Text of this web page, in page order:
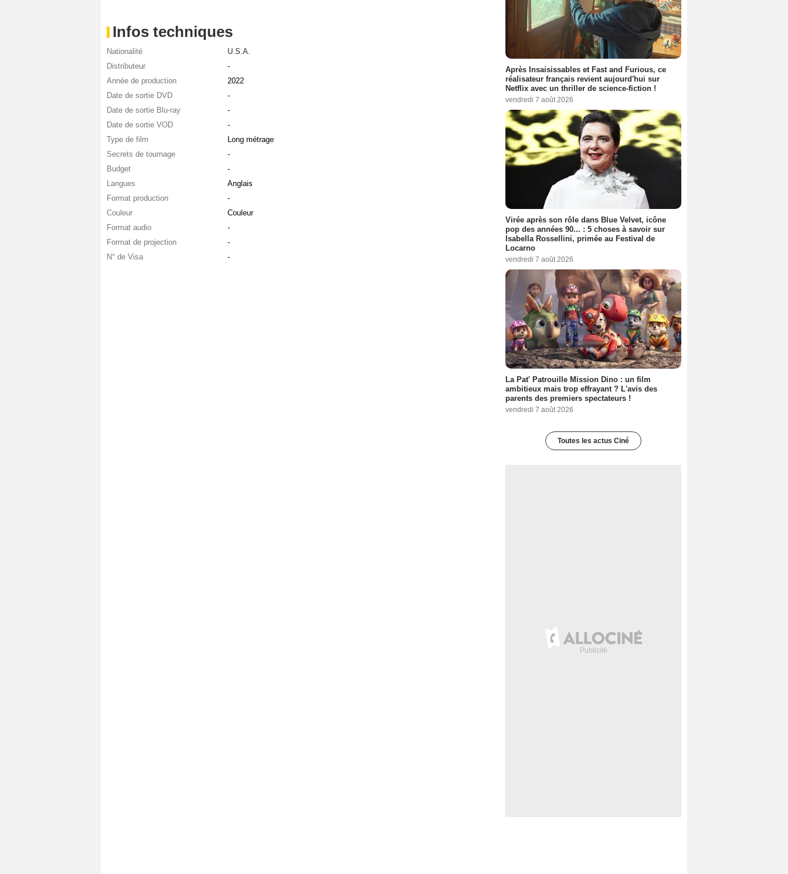
Infos techniques
Nationalité
U.S.A.
Distributeur
-
Année de production
2022
Date de sortie DVD
-
Date de sortie Blu-ray
-
Date de sortie VOD
-
Type de film
Long métrage
Secrets de tournage
-
Budget
-
Langues
Anglais
Format production
-
Couleur
Couleur
Format audio
-
Format de projection
-
N° de Visa
-
Après Insaisissables et Fast and Furious, ce
réalisateur français revient aujourd'hui sur
Netflix avec un thriller de science-fiction !
vendredi 7 août 2026
Virée après son rôle dans Blue Velvet, icône
pop des années 90... : 5 choses à savoir sur
Isabella Rossellini, primée au Festival de
Locarno
vendredi 7 août 2026
La Pat' Patrouille Mission Dino : un film
ambitieux mais trop effrayant ? L'avis des
parents des premiers spectateurs !
vendredi 7 août 2026
Toutes les actus Ciné